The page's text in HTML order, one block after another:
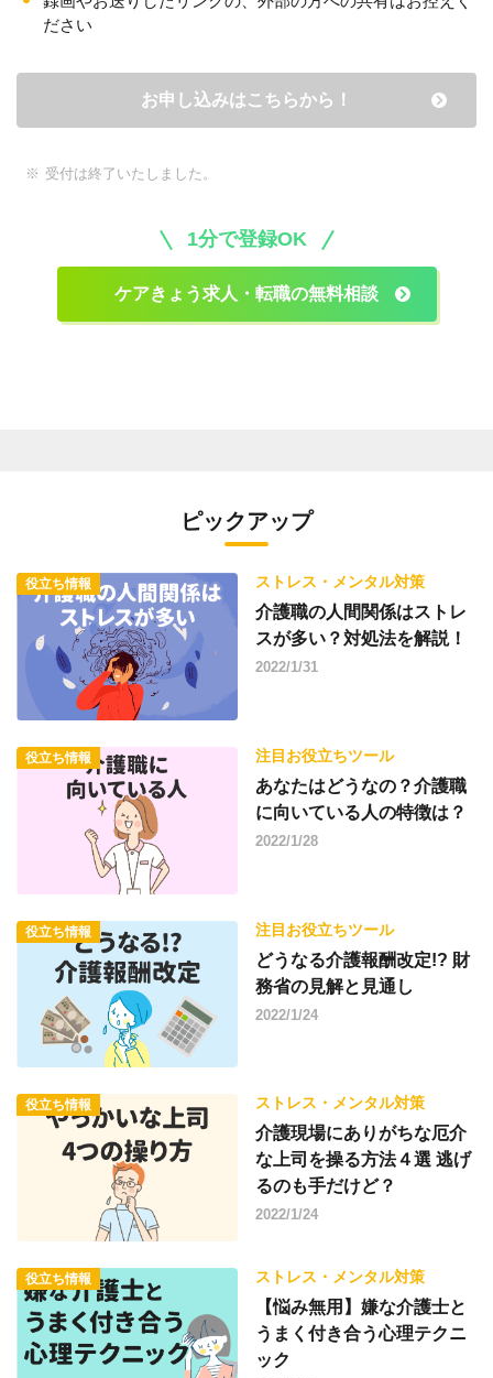
ださい
お申し込みはこちらから！
受付は終了いたしました。
1分で登録OK
ケアきょう求人・転職の無料相談
ピックアップ
役立ち情報 ストレス・メンタル対策
介護職の人間関係はストレ
スが多い？対処法を解説！
2022/1/31
役立ち情報 注目お役立ちツール
あなたはどうなの？介護職
に向いている人の特徴は？
2022/1/28
役立ち情報 注目お役立ちツール
どうなる介護報酬改定!? 財
務省の見解と見通し
2022/1/24
役立ち情報 ストレス・メンタル対策
介護現場にありがちな厄介
な上司を操る方法４選 逃げ
るのも手だけど？
2022/1/24
役立ち情報 ストレス・メンタル対策
【悩み無用】嫌な介護士と
うまく付き合う心理テクニ
ック